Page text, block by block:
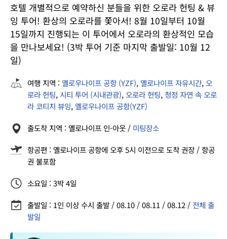
호텔 개별적으로 예약하신 분들을 위한 오로라 헌팅 & 뷰
잉 투어! 환상의 오로라를 쫓아서! 8월 10일부터 10월
15일까지 진행되는 이 투어에서 오로라의 환상적인 모습
을 만나보세요! (3박 투어 기준 마지막 출발일: 10월 12
일)
여행 지역 : 옐로우나이프 공항 (YZF), 옐로나이프 자유시간, 오
로라 헌팅, 시티 투어 (시내관광), 오로라 헌팅, 청정 자연 속 오로
라 코티지 뷰잉, 옐로우나이프 공항(YZF)
출도착 지역 : 옐로나이프 인-아웃 / 미팅장소
항공편 : 옐로나이프 공항에 오후 5시 이전으로 도착 권장 / 항공
권 불포함
소요일 : 3박 4일
출발일 : 1인 이상 수시 출발 / 08.10 / 08.11 / 08.12 / 전체 출
발일